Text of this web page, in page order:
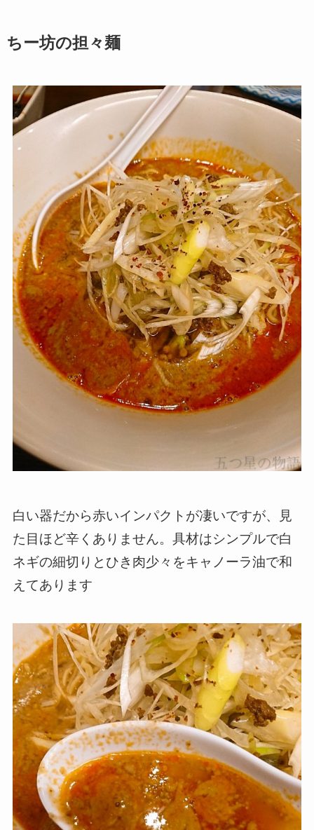
ちー坊の担々麺
白い器だから赤いインパクトが凄いですが、見
た目ほど辛くありません。具材はシンプルで白
ネギの細切りとひき肉少々をキャノーラ油で和
えてあります